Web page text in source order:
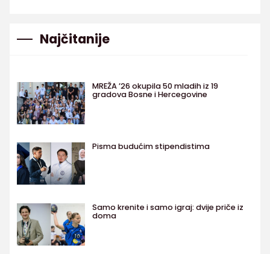
Najčitanije
MREŽA ’26 okupila 50 mladih iz 19
gradova Bosne i Hercegovine
Pisma budućim stipendistima
Samo krenite i samo igraj: dvije priče iz
doma